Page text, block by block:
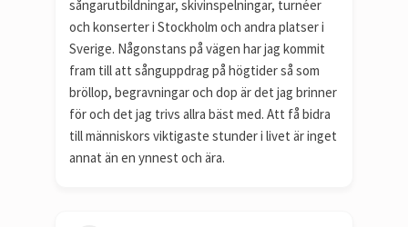
sångarutbildningar, skivinspelningar, turnéer
och konserter i Stockholm och andra platser i
Sverige. Någonstans på vägen har jag kommit
fram till att sånguppdrag på högtider så som
bröllop, begravningar och dop är det jag brinner
för och det jag trivs allra bäst med. Att få bidra
till människors viktigaste stunder i livet är inget
annat än en ynnest och ära.